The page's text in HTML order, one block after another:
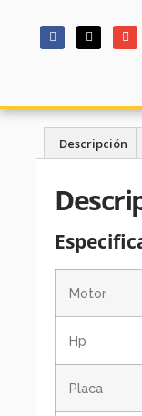
Descripción
Motor
Hp
Placa